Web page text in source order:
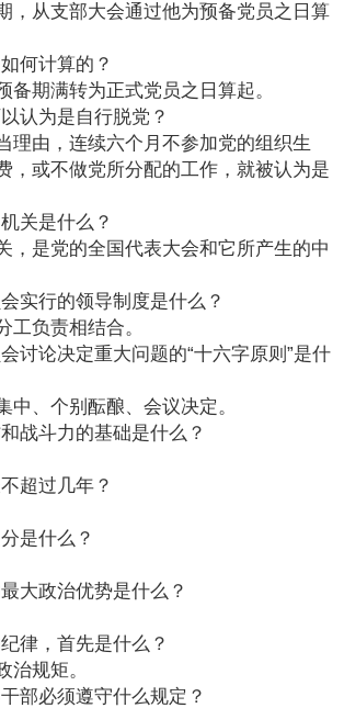
，从支部大会通过他为预备党员之日算
何计算的？
备期满转为正式党员之日算起。
认为是自行脱党？
理由，连续六个月不参加党的组织生
，或不做党所分配的工作，就被认为是
关是什么？
，是党的全国代表大会和它所产生的中
实行的领导制度是什么？
工负责相结合。
讨论决定重大问题的“十六字原则”是什
中、个别酝酿、会议决定。
战斗力的基础是什么？
超过几年？
是什么？
大政治优势是什么？
律，首先是什么？
治规矩。
部必须遵守什么规定？